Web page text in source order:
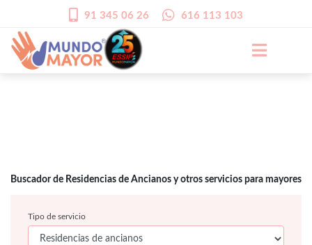
91 345 06 26 616 113 103
Buscador de Residencias de Ancianos y otros servicios para mayores
Tipo de servicio